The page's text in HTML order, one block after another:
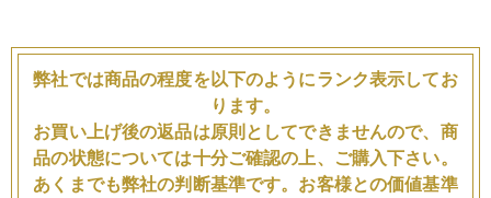
弊社では商品の程度を以下のようにランク表示してお
ります。
お買い上げ後の返品は原則としてできませんので、商
品の状態については十分ご確認の上、ご購入下さい。
あくまでも弊社の判断基準です。お客様との価値基準